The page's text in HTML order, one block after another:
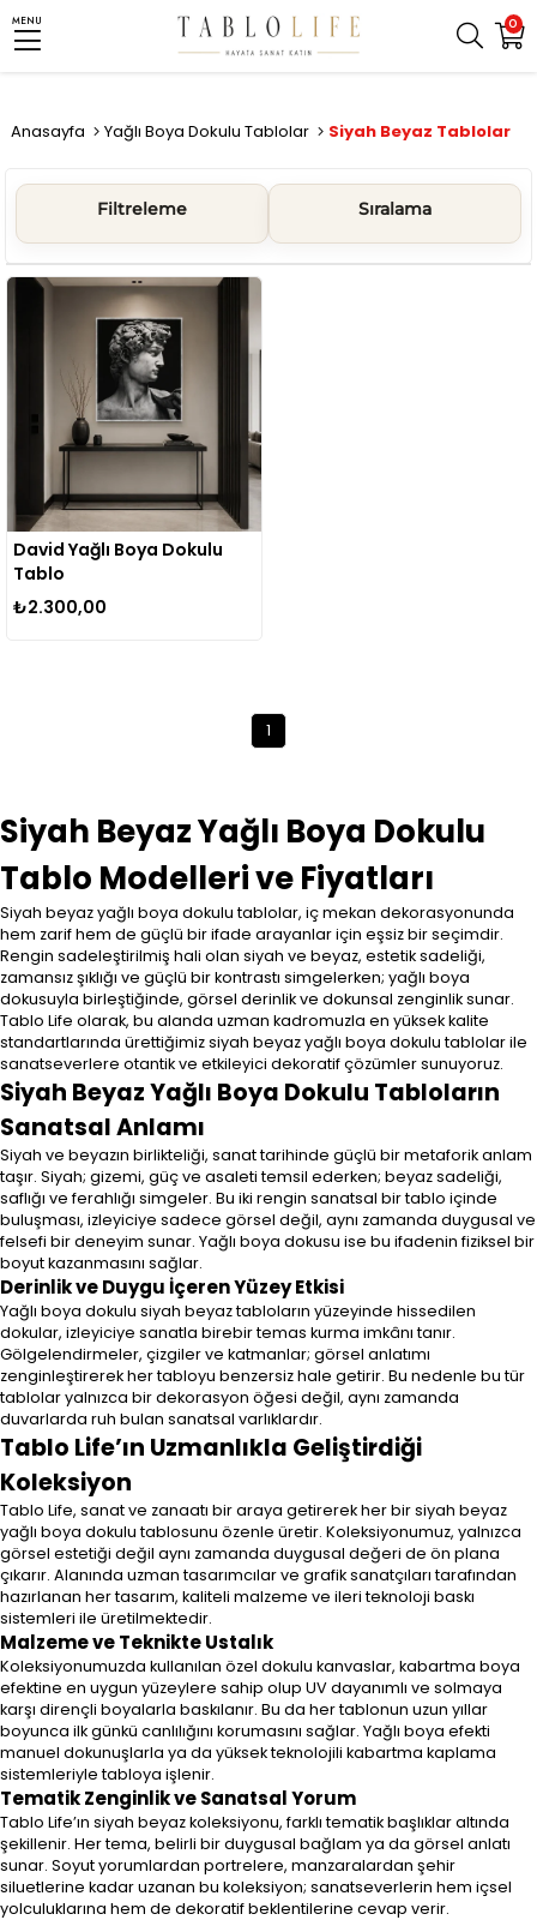
0
MENU
Anasayfa Yağlı Boya Dokulu Tablolar Siyah Beyaz Tablolar
Filtreleme Sıralama
David Yağlı Boya Dokulu
Tablo
₺2.300,00
1
Siyah Beyaz Yağlı Boya Dokulu
Tablo Modelleri ve Fiyatları
Siyah beyaz yağlı boya dokulu tablolar, iç mekan dekorasyonunda
hem zarif hem de güçlü bir ifade arayanlar için eşsiz bir seçimdir.
Rengin sadeleştirilmiş hali olan siyah ve beyaz, estetik sadeliği,
zamansız şıklığı ve güçlü bir kontrastı simgelerken; yağlı boya
dokusuyla birleştiğinde, görsel derinlik ve dokunsal zenginlik sunar.
Tablo Life olarak, bu alanda uzman kadromuzla en yüksek kalite
standartlarında ürettiğimiz siyah beyaz yağlı boya dokulu tablolar ile
sanatseverlere otantik ve etkileyici dekoratif çözümler sunuyoruz.
Siyah Beyaz Yağlı Boya Dokulu Tabloların
Sanatsal Anlamı
Siyah ve beyazın birlikteliği, sanat tarihinde güçlü bir metaforik anlam
taşır. Siyah; gizemi, güç ve asaleti temsil ederken; beyaz sadeliği,
saflığı ve ferahlığı simgeler. Bu iki rengin sanatsal bir tablo içinde
buluşması, izleyiciye sadece görsel değil, aynı zamanda duygusal ve
felsefi bir deneyim sunar. Yağlı boya dokusu ise bu ifadenin fiziksel bir
boyut kazanmasını sağlar.
Derinlik ve Duygu İçeren Yüzey Etkisi
Yağlı boya dokulu siyah beyaz tabloların yüzeyinde hissedilen
dokular, izleyiciye sanatla birebir temas kurma imkânı tanır.
Gölgelendirmeler, çizgiler ve katmanlar; görsel anlatımı
zenginleştirerek her tabloyu benzersiz hale getirir. Bu nedenle bu tür
tablolar yalnızca bir dekorasyon öğesi değil, aynı zamanda
duvarlarda ruh bulan sanatsal varlıklardır.
Tablo Life’ın Uzmanlıkla Geliştirdiği
Koleksiyon
Tablo Life, sanat ve zanaatı bir araya getirerek her bir siyah beyaz
yağlı boya dokulu tablosunu özenle üretir. Koleksiyonumuz, yalnızca
görsel estetiği değil aynı zamanda duygusal değeri de ön plana
çıkarır. Alanında uzman tasarımcılar ve grafik sanatçıları tarafından
hazırlanan her tasarım, kaliteli malzeme ve ileri teknoloji baskı
sistemleri ile üretilmektedir.
Malzeme ve Teknikte Ustalık
Koleksiyonumuzda kullanılan özel dokulu kanvaslar, kabartma boya
efektine en uygun yüzeylere sahip olup UV dayanımlı ve solmaya
karşı dirençli boyalarla baskılanır. Bu da her tablonun uzun yıllar
boyunca ilk günkü canlılığını korumasını sağlar. Yağlı boya efekti
manuel dokunuşlarla ya da yüksek teknolojili kabartma kaplama
sistemleriyle tabloya işlenir.
Tematik Zenginlik ve Sanatsal Yorum
Tablo Life’ın siyah beyaz koleksiyonu, farklı tematik başlıklar altında
şekillenir. Her tema, belirli bir duygusal bağlam ya da görsel anlatı
sunar. Soyut yorumlardan portrelere, manzaralardan şehir
siluetlerine kadar uzanan bu koleksiyon; sanatseverlerin hem içsel
yolculuklarına hem de dekoratif beklentilerine cevap verir.